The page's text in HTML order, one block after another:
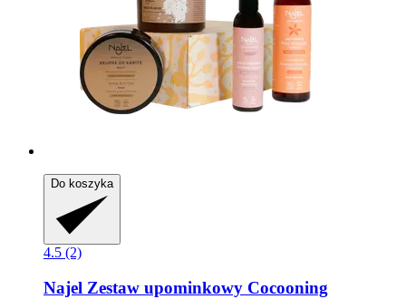
Do koszyka
4.5 (2)
Najel Zestaw upominkowy Cocooning